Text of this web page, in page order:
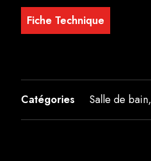
Fiche Technique
Catégories Salle de bain,